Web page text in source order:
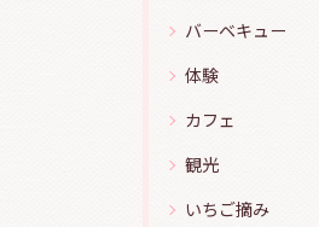
バーベキュー
体験
カフェ
観光
いちご摘み